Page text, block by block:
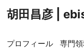
胡田昌彦 |
プロフィール 専門